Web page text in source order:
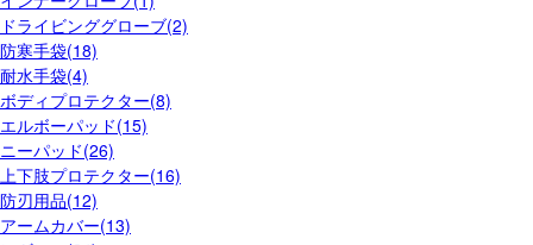
ドライビンググローブ(2)
防寒手袋(18)
耐水手袋(4)
ボディプロテクター(8)
エルボーパッド(15)
ニーパッド(26)
上下肢プロテクター(16)
防刃用品(12)
アームカバー(13)